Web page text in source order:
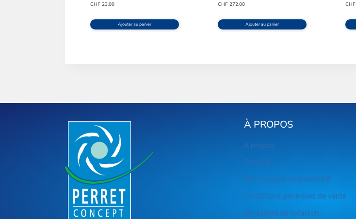
CHF 23.00
Ajouter au panier
CHF 272.00
Ajouter au panier
CHF
À PROPOS
A propos
Contact
Nos moyens de paiement
Conditions générales de vente
Modalités de livraison